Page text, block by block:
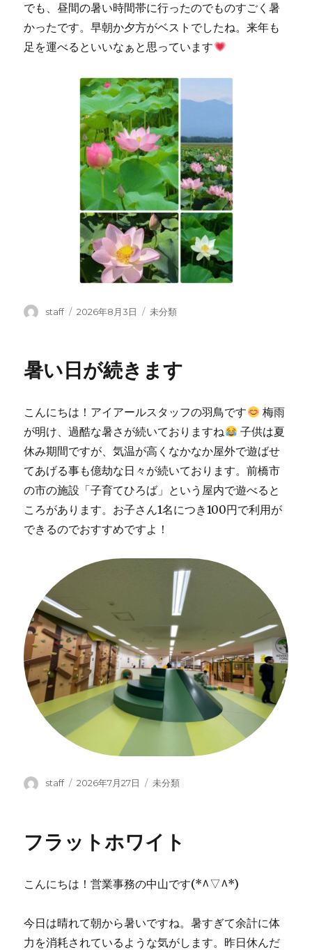
でも、昼間の暑い時間帯に行ったのでものすごく暑
かったです。早朝か夕方がベストでしたね。来年も
足を運べるといいなぁと思っています
投
staff
投
2026年8月3日
カ
ー
未分類
暑い日が続きます
こんにちは！アイアールスタッフの羽鳥です
梅雨
が明け、過酷な暑さが続いておりますね
子供は夏
休み期間ですが、気温が高くなかなか屋外で遊ばせ
てあげる事も億劫な日々が続いております。前橋市
の市の施設「子育てひろば」という屋内で遊べると
ころがあります。お子さん1名につき100円で利用が
できるのでおすすめですよ！
投
staff
投
2026年7月27日
カ
ー
未分類
フラットホワイト
こんにちは！営業事務の中山です(*^▽^*)
今日は晴れて朝から暑いですね。暑すぎて余計に体
力を消耗されているような気がします。昨日休んだ